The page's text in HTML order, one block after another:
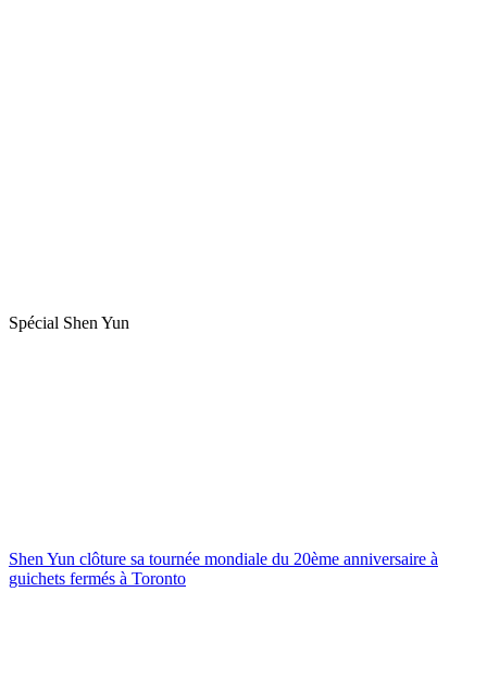
Spécial Shen Yun
Shen Yun clôture sa tournée mondiale du 20ème anniversaire à
guichets fermés à Toronto